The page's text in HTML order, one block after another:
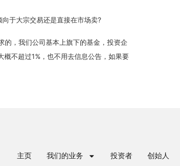
于大宗交易还是直接在市场卖?
的，我们公司基本上旗下的基金，投资企
不超过1%，也不用去信息公告，如果要
主页 我们的业务 投资者 创始人